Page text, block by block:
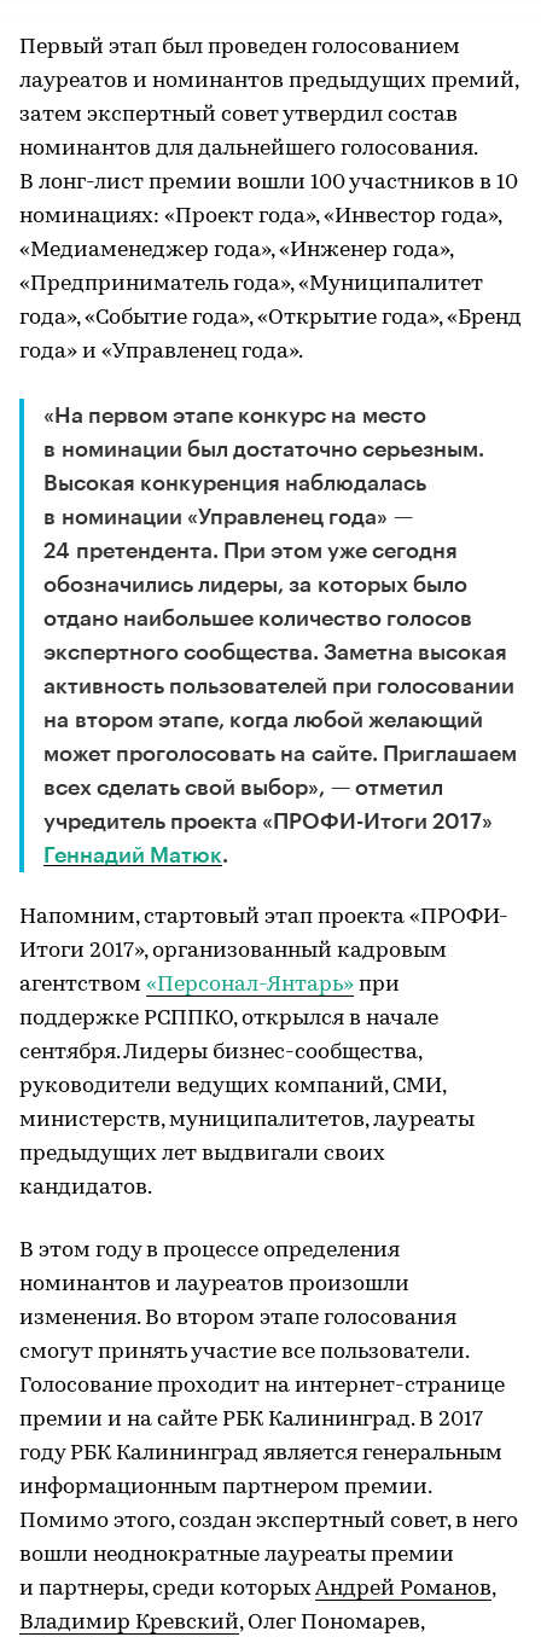
Первый этап был проведен голосованием
лауреатов и номинантов предыдущих премий,
затем экспертный совет утвердил состав
номинантов для дальнейшего голосования.
В лонг-лист премии вошли 100 участников в 10
номинациях: «Проект года», «Инвестор года»,
«Медиаменеджер года», «Инженер года»,
«Предприниматель года», «Муниципалитет
года», «Событие года», «Открытие года», «Бренд
года» и «Управленец года».
«На первом этапе конкурс на место
в номинации был достаточно серьезным.
Высокая конкуренция наблюдалась
в номинации «Управленец года» —
24 претендента. При этом уже сегодня
обозначились лидеры, за которых было
отдано наибольшее количество голосов
экспертного сообщества. Заметна высокая
активность пользователей при голосовании
на втором этапе, когда любой желающий
может проголосовать на сайте. Приглашаем
всех сделать свой выбор», — отметил
учредитель проекта «ПРОФИ-Итоги 2017»
Геннадий Матюк.
Напомним, стартовый этап проекта «ПРОФИ-
Итоги 2017», организованный кадровым
агентством «Персонал-Янтарь» при
поддержке РСППКО, открылся в начале
сентября. Лидеры бизнес-сообщества,
руководители ведущих компаний, СМИ,
министерств, муниципалитетов, лауреаты
предыдущих лет выдвигали своих
кандидатов.
В этом году в процессе определения
номинантов и лауреатов произошли
изменения. Во втором этапе голосования
смогут принять участие все пользователи.
Голосование проходит на интернет-странице
премии и на сайте РБК Калининград. В 2017
году РБК Калининград является генеральным
информационным партнером премии.
Помимо этого, создан экспертный совет, в него
вошли неоднократные лауреаты премии
и партнеры, среди которыхАндрей Романов,
Владимир Кревский, Олег Пономарев,